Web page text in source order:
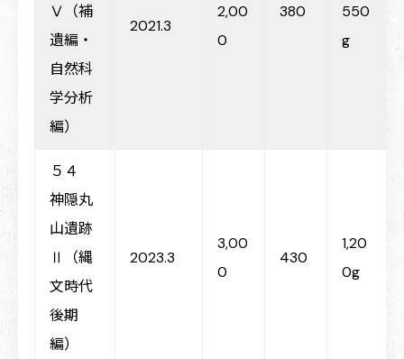
Ⅴ（補
遺編・
自然科
学分析
編）
2021.3
2,00
0
380
550
g
５４
神隠丸
山遺跡
Ⅱ（縄
文時代
後期
編）
2023.3
3,00
0
430
1,20
0g